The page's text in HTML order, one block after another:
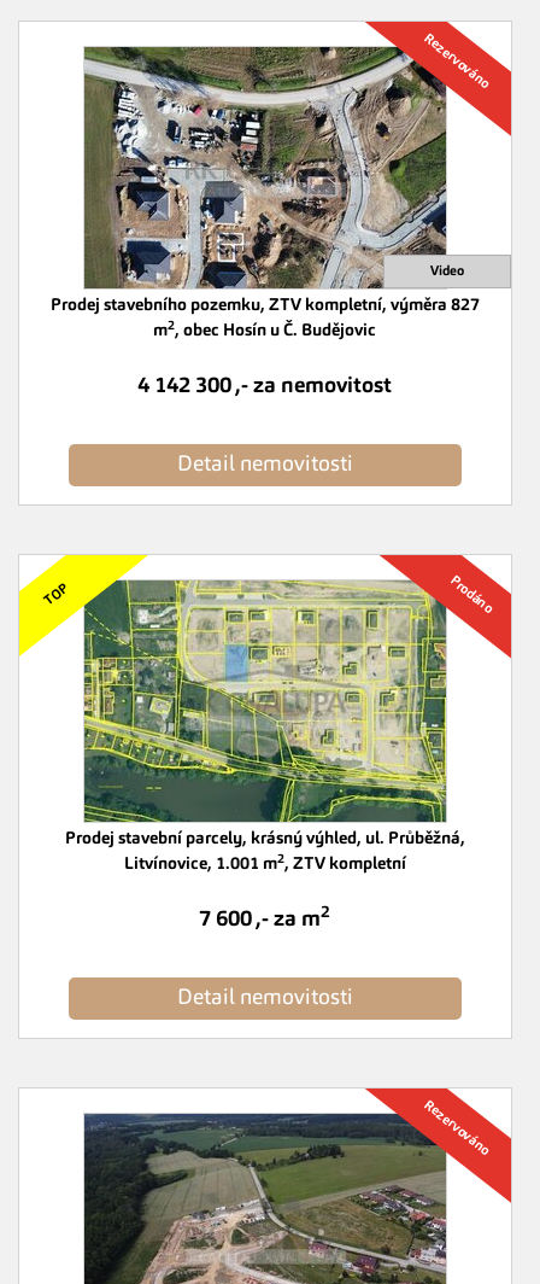
Prodej stavebního pozemku, ZTV kompletní, výměra 827
m2, obec Hosín u Č. Budějovic
Detail nemovitosti
4 142 300 ,- za nemovitost
Prodej stavební parcely, krásný výhled, ul. Průběžná,
Litvínovice, 1.001 m2, ZTV kompletní
Detail nemovitosti
7 600 ,- za m2